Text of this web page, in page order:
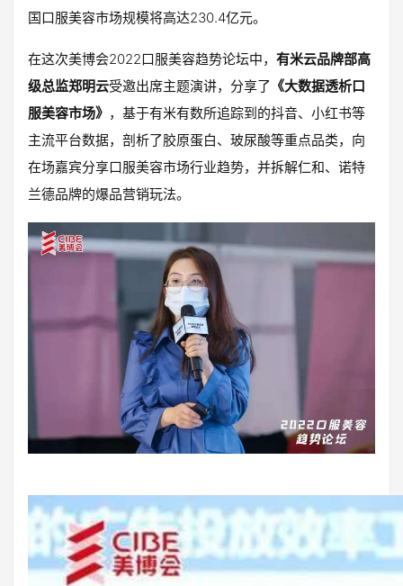
国口服美容市场规模将高达230.4亿元。
在这次美博会2022口服美容趋势论坛中， 有米云品牌部高
级总监郑明云受邀出席主题演讲，分享了 《大数据透析口
服美容市场》 ，基于有米有数所追踪到的抖音、小红书等
主流平台数据，剖析了胶原蛋白、玻尿酸等重点品类，向
在场嘉宾分享口服美容市场行业趋势，并拆解仁和、诺特
兰德品牌的爆品营销玩法。